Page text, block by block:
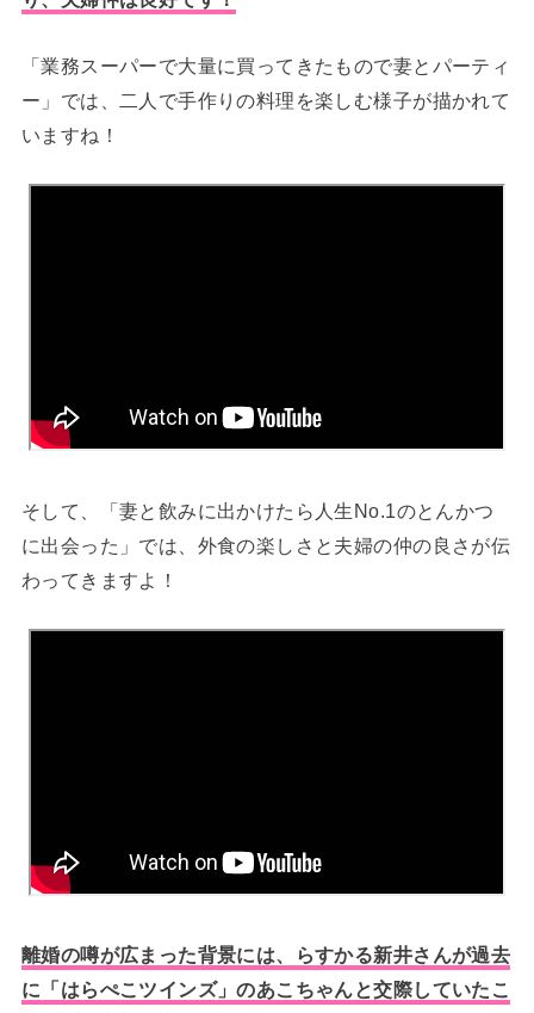
「業務スーパーで大量に買ってきたもので妻とパーティ
ー」では、二人で手作りの料理を楽しむ様子が描かれて
いますね！
そして、「妻と飲みに出かけたら人生No.1のとんかつ
に出会った」では、外食の楽しさと夫婦の仲の良さが伝
わってきますよ！
離婚の噂が広まった背景には、らすかる新井さんが過去
に「はらぺこツインズ」のあこちゃんと交際していたこ